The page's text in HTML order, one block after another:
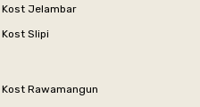
Kost Jelambar
Kost Slipi
Kost Rawamangun